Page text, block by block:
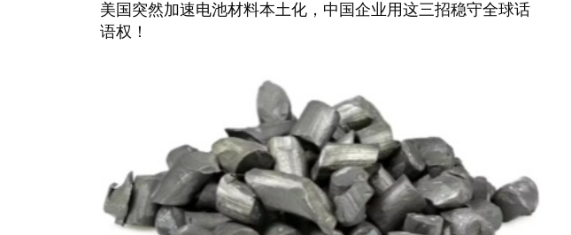
美国突然加速电池材料本土化，中国企业用这三招稳守全球话
语权！